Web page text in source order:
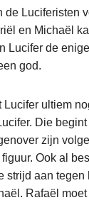
de Luciferisten
en Michaël
Lucifer de
god.
Lucifer ultiem
Die
zijn
Ook al
strijd aan
Rafaël